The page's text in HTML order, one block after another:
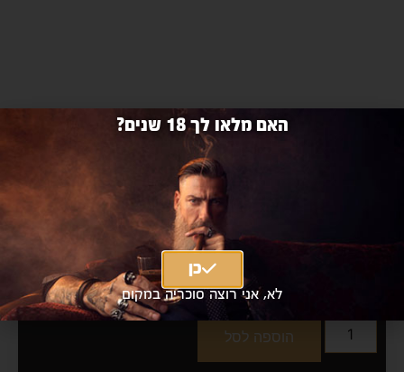
בלו דיי 24 יח' 250 מ״לBLU Day 24pcs
|
₪65מחיר אילת
הוספה לסל
האם מלאו לך 18 שנים?
כן
לא, אני רוצה סוכריה במקום